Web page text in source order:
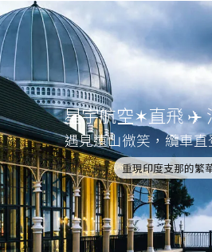
星宇航空✶直飛 ✈️
遇見遠山微笑，纜車
重現印度支那的繁